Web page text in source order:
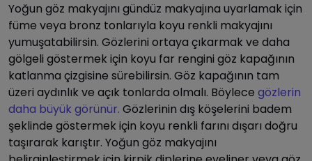
Yoğun göz makyajını gündüz makyajına uyarlamak için
füme veya bronz tonlarıyla koyu renkli makyajını
yumuşatabilirsin. Gözlerini ortaya çıkarmak ve daha
gölgeli göstermek için koyu far rengini göz kapağının
katlanma çizgisine sürebilirsin. Göz kapağının tam
üzeri aydınlık ve açık tonlarda olmalı. Böylece gözlerin
daha büyük görünür. Gözlerinin dış köşelerini badem
şeklinde göstermek için koyu renkli farını dışarı doğru
taşırarak karıştır. Yoğun göz makyajını